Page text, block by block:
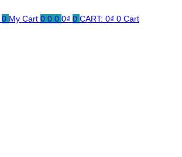
0 My Cart 0 0 0 0₫ 0 CART: 0₫ 0 Cart